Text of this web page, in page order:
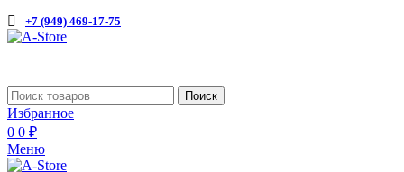
+7 (949) 469-17-75
Поиск
Избранное
0 0 ₽
Меню